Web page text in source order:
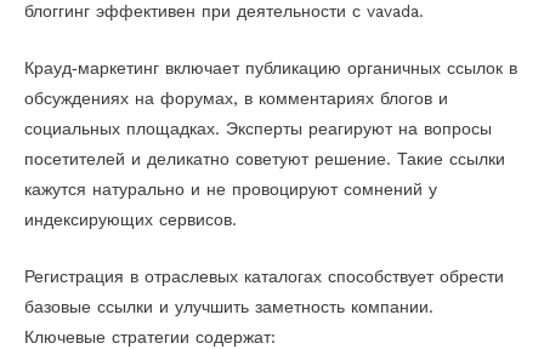
блоггинг эффективен при деятельности с vavada.
Крауд‑маркетинг включает публикацию органичных ссылок в
обсуждениях на форумах, в комментариях блогов и
социальных площадках. Эксперты реагируют на вопросы
посетителей и деликатно советуют решение. Такие ссылки
кажутся натурально и не провоцируют сомнений у
индексирующих сервисов.
Регистрация в отраслевых каталогах способствует обрести
базовые ссылки и улучшить заметность компании.
Ключевые стратегии содержат: